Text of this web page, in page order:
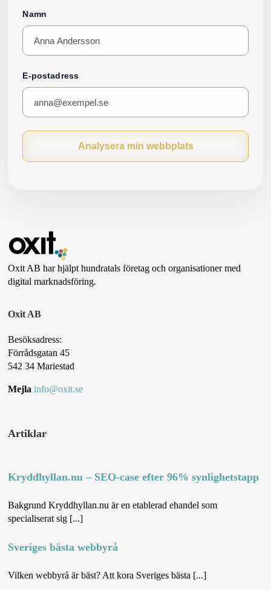
Namn
E-postadress
Analysera min webbplats
Oxit AB har hjälpt hundratals företag och organisationer med
digital marknadsföring.
Oxit AB
Besöksadress:
Förrådsgatan 45
542 34 Mariestad
Mejla info@oxit.se
Artiklar
Kryddhyllan.nu – SEO-case efter 96% synlighetstapp
Bakgrund Kryddhyllan.nu är en etablerad ehandel som
specialiserat sig [...]
Sveriges bästa webbyrå
Vilken webbyrå är bäst? Att kora Sveriges bästa [...]